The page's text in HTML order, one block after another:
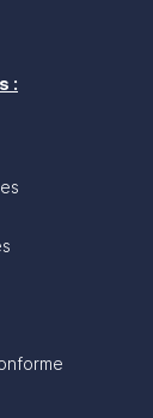
: